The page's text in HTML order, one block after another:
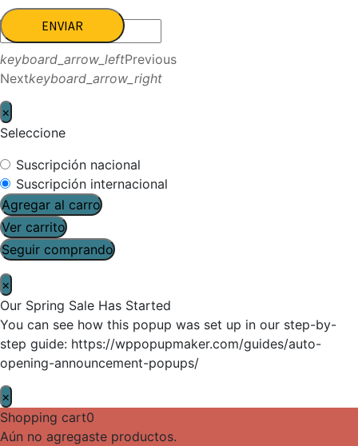
ENVIAR
keyboard_arrow_leftPrevious
Nextkeyboard_arrow_right
×
Seleccione
Suscripción nacional
Suscripción internacional
Agregar al carro
Ver carrito
Seguir comprando
×
Our Spring Sale Has Started
You can see how this popup was set up in our step-by-
step guide: https://wppopupmaker.com/guides/auto-
opening-announcement-popups/
×
Shopping cart0
Aún no agregaste productos.